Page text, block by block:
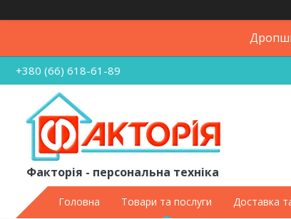
+380 (66) 618-61-89
Факторія - персональна техніка
Головна Товари та послуги Доставка